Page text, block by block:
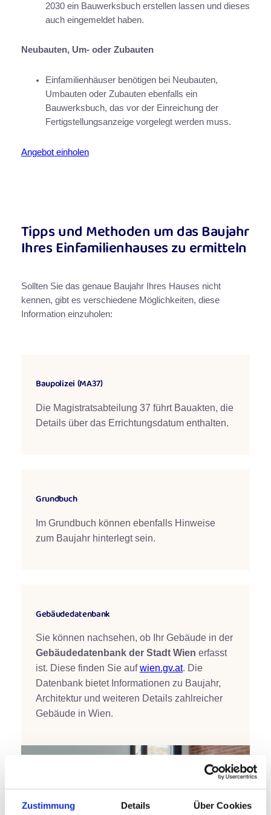
Zustimmung Details Über Cookies
2030 ein Bauwerksbuch erstellen lassen und dieses
auch eingemeldet haben.
Neubauten, Um- oder Zubauten
Einfamilienhäuser benötigen bei Neubauten,
Umbauten oder Zubauten ebenfalls ein
Bauwerksbuch, das vor der Einreichung der
Fertigstellungsanzeige vorgelegt werden muss.
Angebot einholen
Tipps und Methoden um das Baujahr
Ihres Einfamilienhauses zu ermitteln
Sollten Sie das genaue Baujahr Ihres Hauses nicht
kennen, gibt es verschiedene Möglichkeiten, diese
Information einzuholen:
Baupolizei (MA37)
Die Magistratsabteilung 37 führt Bauakten, die
Details über das Errichtungsdatum enthalten.
Grundbuch
Im Grundbuch können ebenfalls Hinweise
zum Baujahr hinterlegt sein.
Gebäudedatenbank
Sie können nachsehen, ob Ihr Gebäude in der
Gebäudedatenbank der Stadt Wien erfasst
ist. Diese finden Sie aufwien.gv.at. Die
Datenbank bietet Informationen zu Baujahr,
Architektur und weiteren Details zahlreicher
Gebäude in Wien.